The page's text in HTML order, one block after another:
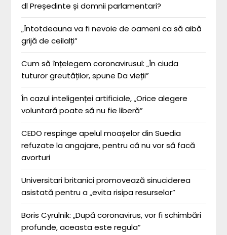
dl Președinte și domnii parlamentari?
„Întotdeauna va fi nevoie de oameni ca să aibă
grijă de ceilalți”
Cum să înțelegem coronavirusul: „În ciuda
tuturor greutăților, spune Da vieții”
În cazul inteligenței artificiale, „Orice alegere
voluntară poate să nu fie liberă”
CEDO respinge apelul moașelor din Suedia
refuzate la angajare, pentru că nu vor să facă
avorturi
Universitari britanici promovează sinuciderea
asistată pentru a „evita risipa resurselor”
Boris Cyrulnik: „După coronavirus, vor fi schimbări
profunde, aceasta este regula”